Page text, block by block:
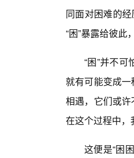
同面对困难的
“困”暴露给彼
“困”并不可
就有可能变成
相遇，它们或
在这个过程中
这便是“困